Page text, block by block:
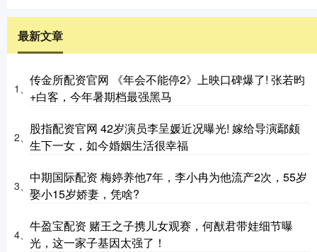
最新文章
1、
传金所配资官网 《年会不能停2》上映口碑爆了! 张若昀
+白客，今年暑期档最强黑马
2、
股指配资官网 42岁演员李呈媛近况曝光! 嫁给导演鄢颇
生下一女，如今婚姻生活很幸福
3、
中期国际配资 梅婷养他7年，李小冉为他流产2次，55岁
娶小15岁娇妻，凭啥?
4、
牛盈宝配资 赌王之子携儿女观赛，何猷君带娃细节曝
光，这一家子基因太强了！